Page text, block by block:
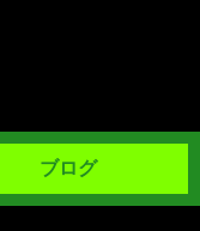
ブログ